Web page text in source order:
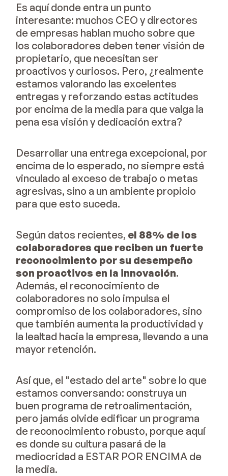
Es aquí donde entra un punto
interesante: muchos CEO y directores
de empresas hablan mucho sobre que
los colaboradores deben tener visión de
propietario, que necesitan ser
proactivos y curiosos. Pero, ¿realmente
estamos valorando las excelentes
entregas y reforzando estas actitudes
por encima de la media para que valga la
pena esa visión y dedicación extra?
Desarrollar una entrega excepcional, por
encima de lo esperado, no siempre está
vinculado al exceso de trabajo o metas
agresivas, sino a un ambiente propicio
para que esto suceda.
Según datos recientes, el 88% de los
colaboradores que reciben un fuerte
reconocimiento por su desempeño
son proactivos en la innovación.
Además, el reconocimiento de
colaboradores no solo impulsa el
compromiso de los colaboradores, sino
que también aumenta la productividad y
la lealtad hacia la empresa, llevando a una
mayor retención.
Así que, el "estado del arte" sobre lo que
estamos conversando: construya un
buen programa de retroalimentación,
pero jamás olvide edificar un programa
de reconocimiento robusto, porque aquí
es donde su cultura pasará de la
mediocridad a ESTAR POR ENCIMA de
la media.